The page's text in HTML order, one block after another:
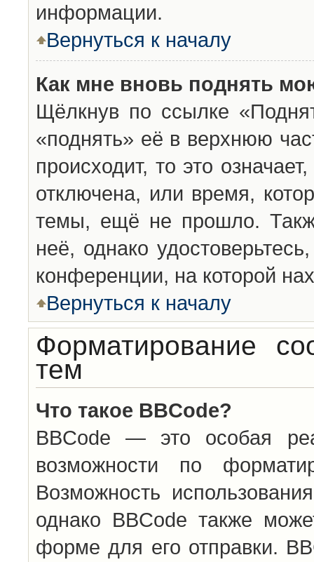
информации.
Вернуться к началу
Как мне вновь поднять
Щёлкнув по ссылке
«поднять» её в верхнюю
происходит, то это
отключена, или время,
темы, ещё не прошло.
неё, однако
конференции, на которой
Вернуться к началу
Форматирование
тем
Что такое BBCode?
BBCode — это особая
возможности по
Возможность
однако BBCode также
форме для его отправки.